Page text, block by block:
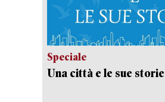
Speciale
Una città e le sue storie